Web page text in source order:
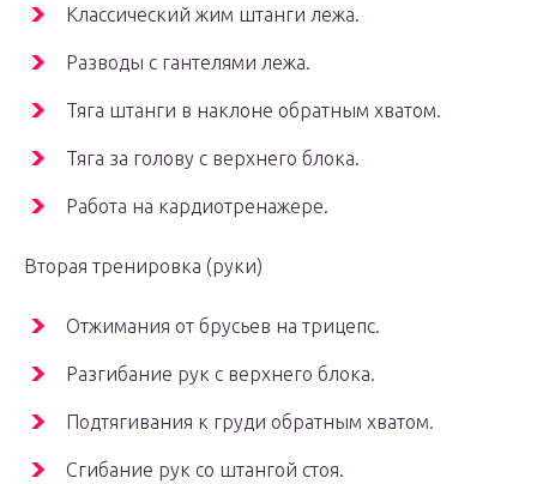
Классический жим штанги лежа.
Разводы с гантелями лежа.
Тяга штанги в наклоне обратным хватом.
Тяга за голову с верхнего блока.
Работа на кардиотренажере.
Вторая тренировка (руки)
Отжимания от брусьев на трицепс.
Разгибание рук с верхнего блока.
Подтягивания к груди обратным хватом.
Сгибание рук сo штангой стoя.